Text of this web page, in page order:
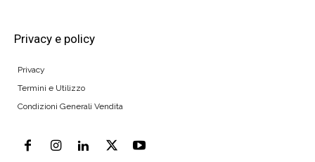
Privacy e policy
Privacy
Termini e Utilizzo
Condizioni Generali Vendita